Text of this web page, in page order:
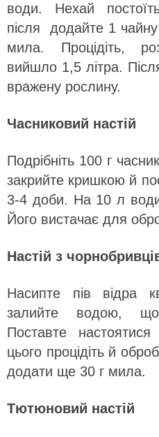
води. Нехай
після додайте 1
мила. Процідіть,
вийшло 1,5 літра.
вражену рослину.
Часниковий настій
Подрібніть 100 г
закрийте кришкою й
3-4 доби. На 10 л
Його вистачає для
Настій з
Насипте пів відра
залийте водою,
Поставте
цього процідіть й
додати ще 30 г мила.
Тютюновий настій